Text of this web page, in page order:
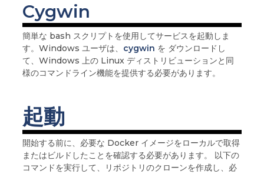
Cygwin
簡単な bash スクリプトを使用してサービスを起動しま
す。Windows ユーザは、 cygwin を ダウンロードし
て、Windows 上の Linux ディストリビューションと同
様のコマンドライン機能を提供する必要があります。
起動
開始する前に、必要な Docker イメージをローカルで取得
またはビルドしたことを確認する必要があります。 以下の
コマンドを実行して、リポジトリのクローンを作成し、必